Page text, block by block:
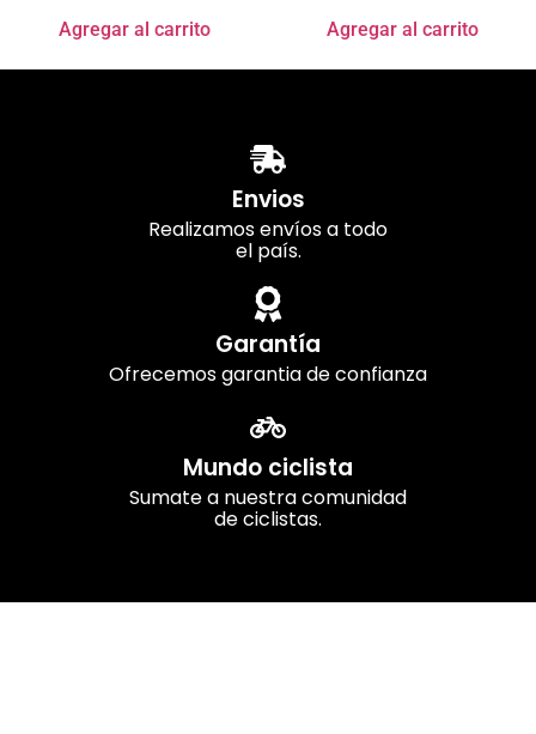
Agregar al carrito Agregar al carrito
Envios
Realizamos envíos a todo
el país.
Garantía
Ofrecemos garantia de confianza
Mundo ciclista
Sumate a nuestra comunidad
de ciclistas.